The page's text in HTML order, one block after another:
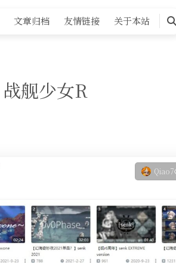
文章归档 友情链接 关于本站
搜
战舰少女R
Qiao7